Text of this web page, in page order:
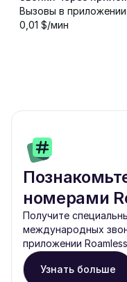
Вызовы в
0,01 $/мин
номерами
Получите
международных
приложении
Узнать больше